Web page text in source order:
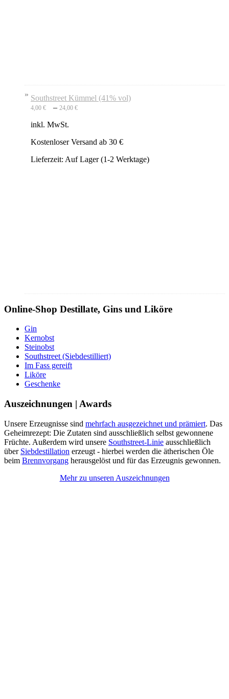
Southstreet Kümmel (41% vol)
4,00 € – 24,00 €
inkl. MwSt.
Kostenloser Versand ab 30 €
Lieferzeit: Auf Lager (1-2 Werktage)
Online-Shop Destillate, Gins und Liköre
Gin
Kernobst
Steinobst
Southstreet (Siebdestilliert)
Im Fass gereift
Liköre
Geschenke
Auszeichnungen | Awards
Unsere Erzeugnisse sind mehrfach ausgezeichnet und prämiert. Das
Geheimrezept: Die Zutaten sind ausschließlich selbst gewonnene
Früchte. Außerdem wird unsere Southstreet-Linie ausschließlich
über Siebdestillation erzeugt - hierbei werden die ätherischen Öle
beim Brennvorgang herausgelöst und für das Erzeugnis gewonnen.
Mehr zu unseren Auszeichnungen